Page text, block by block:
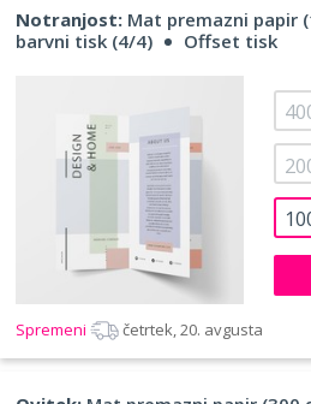
Notranjost: Mat premazni papir
barvni tisk (4/4)
Offset tisk
Spremeni četrtek, 20. avgusta